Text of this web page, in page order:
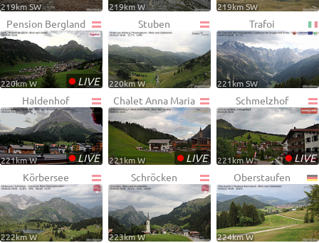
219km SW 219km W 219km SW
Pension Bergland
•LIVE
220km W
Stuben
220km W
Trafoi
221km SW
Haldenhof
•LIVE
221km W
Chalet Anna Maria
•LIVE
221km W
Schmelzhof
•LIVE
221km W
Körbersee
222km W
Schröcken
223km W
Oberstaufen
224km W